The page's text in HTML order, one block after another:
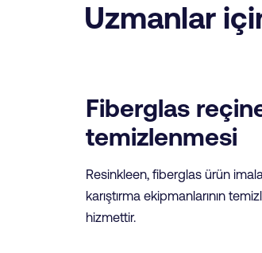
Uzmanlar
Fiberglas
temizlenmesi
Resinkleen, fiberglas ürün
karıştırma ekipmanlarının
hizmettir.